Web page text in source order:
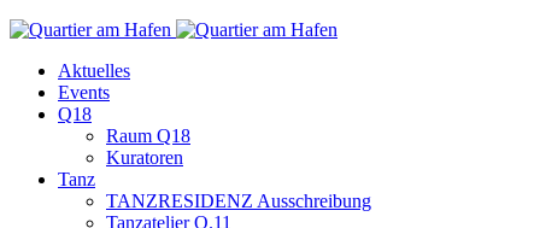
Aktuelles
Events
Q18
Raum Q18
Kuratoren
Tanz
TANZRESIDENZ Ausschreibung
Tanzatelier Q.11